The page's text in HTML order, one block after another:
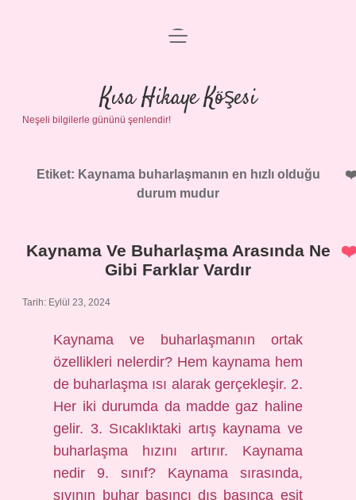
Anasayfa
Gizlilik Politikası
Yasal Uyarı
menüyü
Kısa Hikaye Köşesi
Neşeli bilgilerle gününü şenlendir!
Etiket: Kaynama buharlaşmanın en hızlı olduğu
durum mudur
Kaynama Ve Buharlaşma Arasında Ne
Gibi Farklar Vardır
Tarih: Eylül 23, 2024
Kaynama ve buharlaşmanın ortak
özellikleri nelerdir? Hem kaynama hem
de buharlaşma ısı alarak gerçekleşir. 2.
Her iki durumda da madde gaz haline
gelir. 3. Sıcaklıktaki artış kaynama ve
buharlaşma hızını artırır. Kaynama
nedir 9. sınıf? Kaynama sırasında,
sıvının buhar basıncı dış basınca eşit